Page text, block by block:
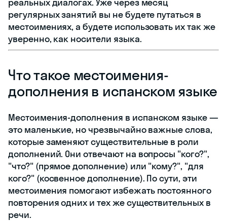
регулярных занятий вы не будете путаться в
местоимениях, а будете использовать их так же
уверенно, как носители языка.
Что такое местоимения-
дополнения в испанском языке
Местоимения-дополнения в испанском языке —
это маленькие, но чрезвычайно важные слова,
которые заменяют существительные в роли
дополнений. Они отвечают на вопросы "кого?",
"что?" (прямое дополнение) или "кому?", "для
кого?" (косвенное дополнение). По сути, эти
местоимения помогают избежать постоянного
повторения одних и тех же существительных в
речи.